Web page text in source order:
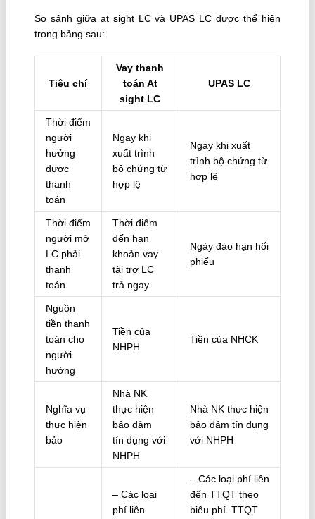
So sánh giữa at sight LC và UPAS LC được thể hiện
trong bảng sau:
Tiêu chí
Vay thanh
toán At
sight LC
UPAS LC
Thời điểm
người
hưởng
được
thanh
toán
Ngay khi
xuất trình
bộ chứng từ
hợp lệ
Ngay khi xuất
trình bộ chứng từ
hợp lệ
Thời điểm
người mở
LC phải
thanh
toán
Thời điểm
đến hạn
khoản vay
tài trợ LC
trả ngay
Ngày đáo hạn hối
phiếu
Nguồn
tiền thanh
toán cho
người
hưởng
Tiền của
NHPH
Tiền của NHCK
Nghĩa vụ
thực hiện
bảo
Nhà NK
thực hiện
bảo đảm
tín dụng với
NHPH
Nhà NK thực hiện
bảo đảm tín dụng
với NHPH
– Các loại
phí liên
– Các loại phí liên
đến TTQT theo
biểu phí. TTQT